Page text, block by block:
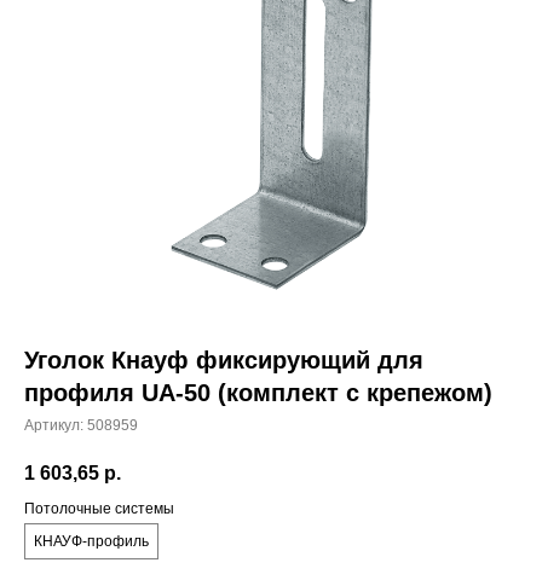
Уголок Кнауф фиксирующий для
профиля UA-50 (комплект с крепежом)
Артикул: 508959
1 603,65 р.
Потолочные системы
КНАУФ-профиль